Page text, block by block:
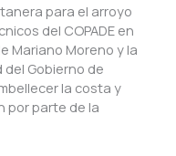
para el arroyo
del COPADE en
Mariano Moreno y la
Gobierno de
la costa y
por parte de la